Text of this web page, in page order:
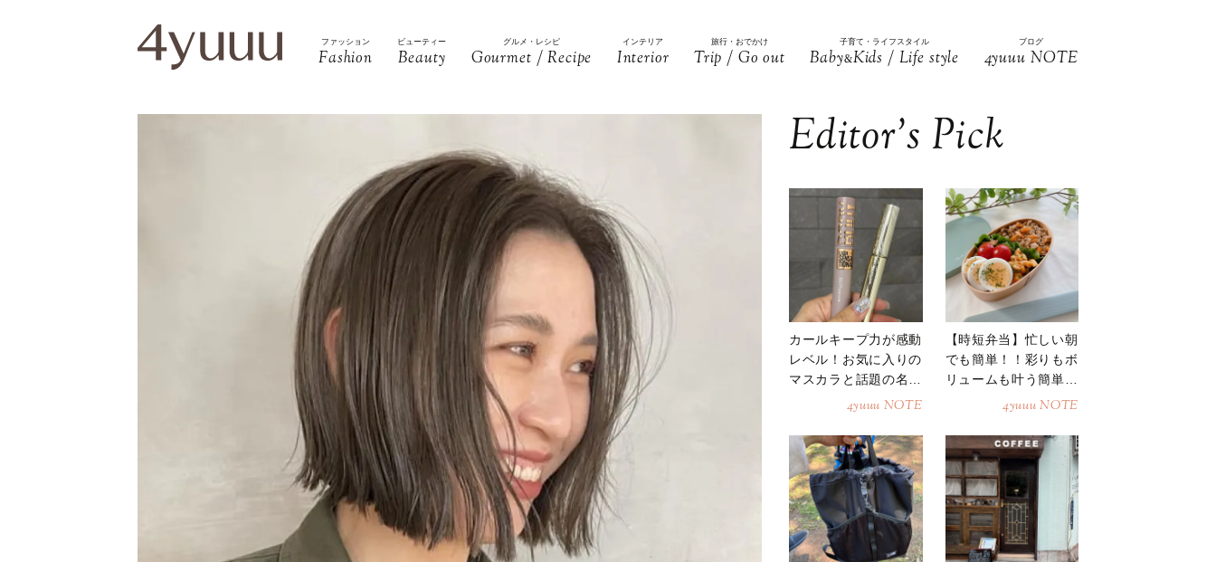
ファッション
Fashion
ビューティー
Beauty
グルメ・レシピ
Gourmet / Recipe
インテリア
Interior
旅行・おでかけ
Trip / Go out
子育て・ライフスタイル
Baby&Kids / Life style
ブログ
4yuuu NOTE
Editor’s Pick
カールキープ力が感動
レベル！お気に入りの
マスカラと話題の名品
4yuuu NOTE
【時短弁当】忙しい朝
でも簡単！！彩りもボ
リュームも叶う簡単そ
4yuuu NOTE